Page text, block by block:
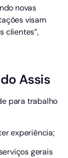
novas
visam
clientes”,
Assis
para trabalho
experiência;
gerais